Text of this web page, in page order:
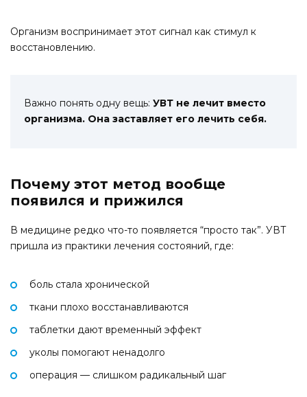
Организм воспринимает этот сигнал как стимул к
восстановлению.
Важно понять одну вещь: УВТ не лечит вместо
организма. Она заставляет его лечить себя.
Почему этот метод вообще
появился и прижился
В медицине редко что-то появляется “просто так”. УВТ
пришла из практики лечения состояний, где:
боль стала хронической
ткани плохо восстанавливаются
таблетки дают временный эффект
уколы помогают ненадолго
операция — слишком радикальный шаг